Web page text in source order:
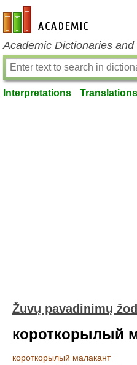
en-academic.com
Academic Dictionaries
Interpretations Translations
Žuvų pavadinimų
короткорылый
короткорылый малакант